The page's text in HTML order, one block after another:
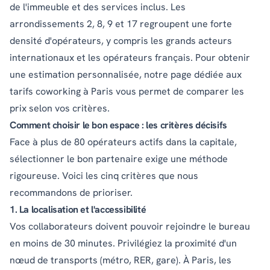
de l'immeuble et des services inclus. Les
arrondissements 2, 8, 9 et 17 regroupent une forte
densité d'opérateurs, y compris les grands acteurs
internationaux et les opérateurs français. Pour obtenir
une estimation personnalisée, notre page dédiée aux
tarifs coworking à Paris vous permet de comparer les
prix selon vos critères.
Comment choisir le bon espace : les critères décisifs
Face à plus de 80 opérateurs actifs dans la capitale,
sélectionner le bon partenaire exige une méthode
rigoureuse. Voici les cinq critères que nous
recommandons de prioriser.
1. La localisation et l'accessibilité
Vos collaborateurs doivent pouvoir rejoindre le bureau
en moins de 30 minutes. Privilégiez la proximité d'un
nœud de transports (métro, RER, gare). À Paris, les